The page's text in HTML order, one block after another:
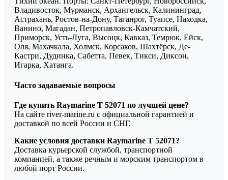
Владивосток, Мурманск, Архангельск, Калининград,
Астрахань, Ростов-на-Дону, Таганрог, Туапсе, Находка,
Ванино, Магадан, Петропавловск-Камчатский,
Приморск, Усть-Луга, Высоцк, Кавказ, Темрюк, Ейск,
Оля, Махачкала, Холмск, Корсаков, Шахтёрск, Де-
Кастри, Дудинка, Сабетта, Певек, Тикси, Диксон,
Игарка, Хатанга.
Часто задаваемые вопросы
Где купить Raymarine Т 52071 по лучшей цене?
На сайте river-marine.ru с официальной гарантией и
доставкой по всей России и СНГ.
Какие условия доставки Raymarine Т 52071?
Доставка курьерской службой, транспортной
компанией, а также речным и морским транспортом в
любой порт России.